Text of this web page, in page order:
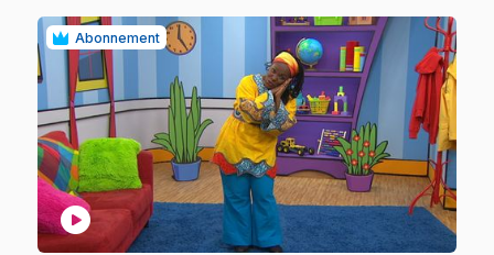
Abonnement
play_circle